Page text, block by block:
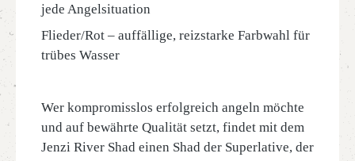
jede Angelsituation
Flieder/Rot – auffällige, reizstarke Farbwahl für
trübes Wasser
Wer kompromisslos erfolgreich angeln möchte
und auf bewährte Qualität setzt, findet mit dem
Jenzi River Shad einen Shad der Superlative, der